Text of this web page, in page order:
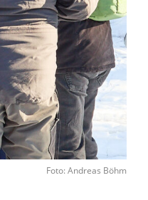
Foto: Andreas Böhm